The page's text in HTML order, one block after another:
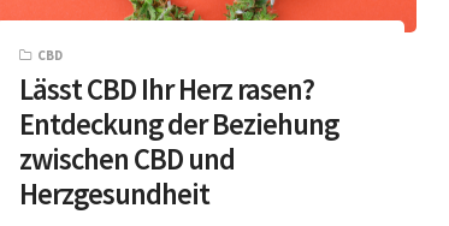
CBD
Lässt CBD Ihr Herz rasen?
Entdeckung der Beziehung
zwischen CBD und
Herzgesundheit